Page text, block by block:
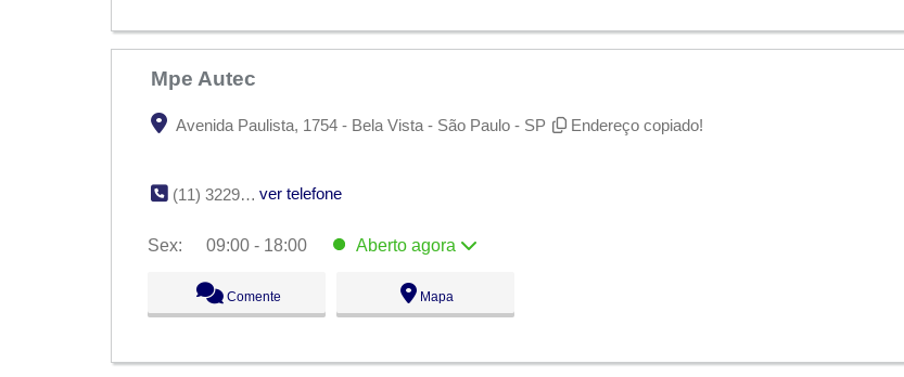
Sex:
09:00 - 18:00 Abertoagora
Sáb:
Fechado
Dom:
Mpe Autec
Avenida Paulista, 1754 - Bela Vista - São Paulo - SP Endereço copiado!
(11) 3229-1566 ver telefone
Sex: 09:00 - 18:00 Abertoagora
09:00 - 18:00
Qua:
09:00 - 18:00
Sex:
09:00 - 18:00 Abertoagora
Comente Mapa